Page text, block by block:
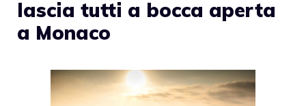
lascia tutti a bocca aperta
a Monaco